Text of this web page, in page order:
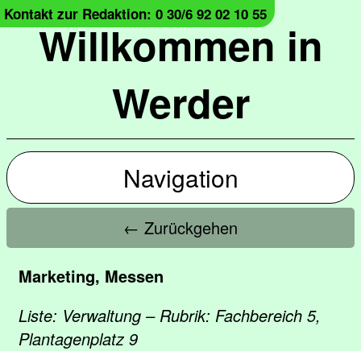
Willkommen in
Werder
Kontakt zur Redaktion: 0 30/6 92 02 10 55
Navigation
← Zurückgehen
Marketing, Messen
Liste: Verwaltung – Rubrik: Fachbereich 5,
Plantagenplatz 9